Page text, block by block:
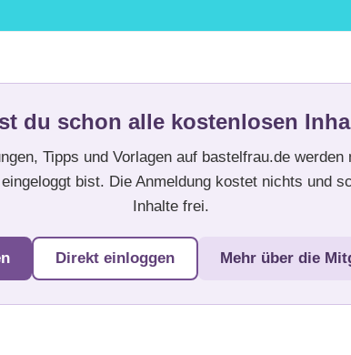
du schon alle kostenlosen
Tipps und Vorlagen auf bastelfrau.de werden
bist. Die Anmeldung kostet nichts und
Inhalte frei.
Direkt einloggen Mehr über die